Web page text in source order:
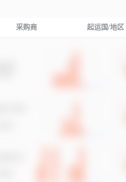
采购商 起运国/地区